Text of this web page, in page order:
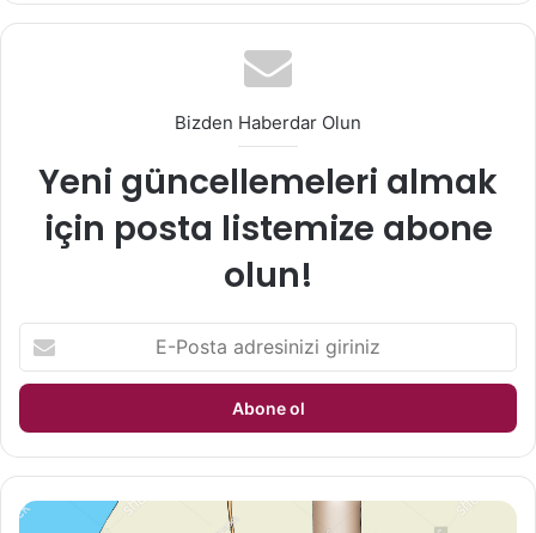
Bizden Haberdar Olun
Yeni güncellemeleri almak
için posta listemize abone
olun!
P
s
t
a
B